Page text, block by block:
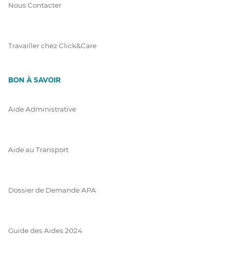
Nous Contacter
Travailler chez Click&Care
BON À SAVOIR
Aide Administrative
Aide au Transport
Dossier de Demande APA
Guide des Aides 2024